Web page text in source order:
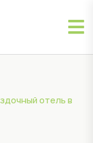
отель в